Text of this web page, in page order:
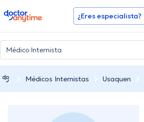
doctoranytime ¿Eres especialista?
Médicos Internistas Usaquen